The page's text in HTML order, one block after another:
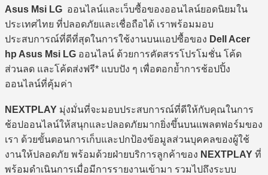
Asus Msi LG ออนไลน์และเว็บซื้อของออนไลน์ยอดนิยมใน
ประเทศไทย ที่ปลอดภัยและเชื่อถือได้ เราพร้อมมอบ
ประสบการณ์ที่ดีที่สุดในการใช้งานบนแอปซื้อของ Dell Acer
hp Asus Msi LG ออนไลน์ ด้วยการคัดสรรโปรโมชั่น โค้ด
ส่วนลด และโค้ดส่งฟรี* แบบปัง ๆ เพื่อตอกย้ำการช้อปปิ้ง
ออนไลน์ที่คุ้มค่า
NEXTPLAY มุ่งมั่นที่จะมอบประสบการณ์ที่ดีให้กับคุณในการ
ช้อปออนไลน์ให้สนุกและปลอดภัยมากยิ่งขึ้นบนแพลตฟอร์มของ
เรา ด้วยขั้นตอนการเก็บและปกป้องข้อมูลส่วนบุคคลของผู้ใช้
งานให้ปลอดภัย พร้อมด้วยฝ่ายบริการลูกค้าของ NEXTPLAY ที่
พร้อมดำเนินการเมื่อมีการรายงานเข้ามา รวมไปถึงระบบ